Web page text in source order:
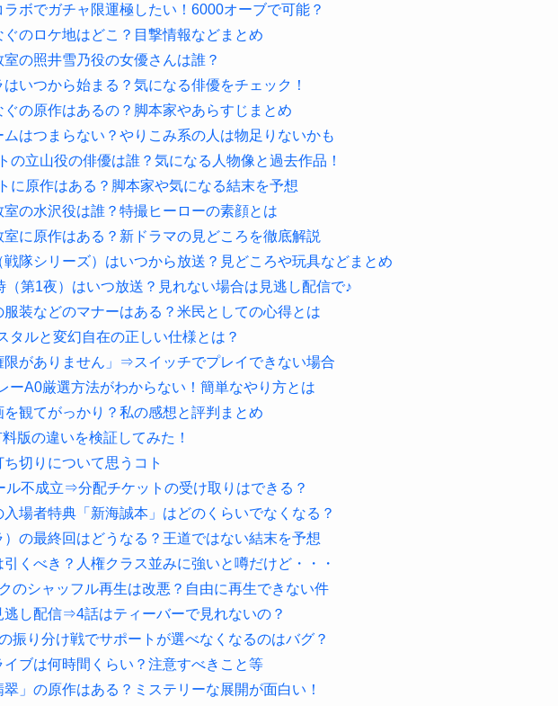
ボでガチャ限運極したい！6000オーブで可能？
のロケ地はどこ？目撃情報などまとめ
の照井雪乃役の女優さんは誰？
いつから始まる？気になる俳優をチェック！
の原作はあるの？脚本家やあらすじまとめ
はつまらない？やりこみ系の人は物足りないかも
の立山役の俳優は誰？気になる人物像と過去作品！
に原作はある？脚本家や気になる結末を予想
の水沢役は誰？特撮ヒーローの素顔とは
に原作はある？新ドラマの見どころを徹底解説
隊シリーズ）はいつから放送？見どころや玩具などまとめ
（第1夜）はいつ放送？見れない場合は見逃し配信で♪
装などのマナーはある？米民としての心得とは
タルと変幻自在の正しい仕様とは？
限がありません」⇒スイッチでプレイできない場合
ーA0厳選方法がわからない！簡単なやり方とは
を観てがっかり？私の感想と評判まとめ
版の違いを検証してみた！
切りについて思うコト
ル不成立⇒分配チケットの受け取りはできる？
場者特典「新海誠本」はどのくらいでなくなる？
の最終回はどうなる？王道ではない結末を予想
引くべき？人権クラス並みに強いと噂だけど・・・
のシャッフル再生は改悪？自由に再生できない件
逃し配信⇒4話はティーバーで見れないの？
振り分け戦でサポートが選べなくなるのはバグ？
ブは何時間くらい？注意すべきこと等
翠」の原作はある？ミステリーな展開が面白い！